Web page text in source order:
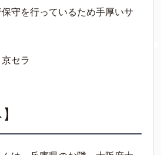
守を行っているため手厚いサ
セラ